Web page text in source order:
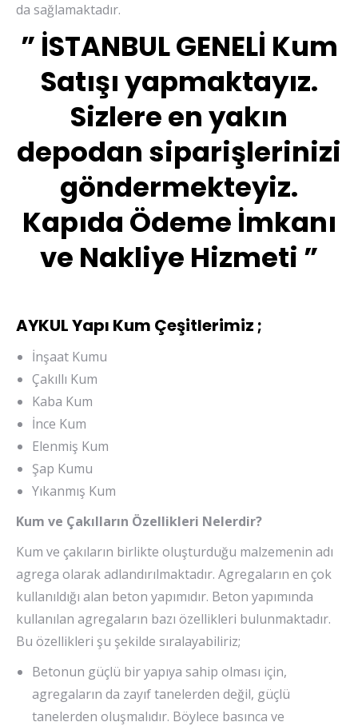
da sağlamaktadır.
” İSTANBUL GENELİ Kum
Satışı yapmaktayız.
Sizlere en yakın
depodan siparişlerinizi
göndermekteyiz.
Kapıda Ödeme İmkanı
ve Nakliye Hizmeti ”
AYKUL Yapı Kum Çeşitlerimiz ;
İnşaat Kumu
Çakıllı Kum
Kaba Kum
İnce Kum
Elenmiş Kum
Şap Kumu
Yıkanmış Kum
Kum ve Çakılların Özellikleri Nelerdir?
Kum ve çakıların birlikte oluşturduğu malzemenin adı
agrega olarak adlandırılmaktadır. Agregaların en çok
kullanıldığı alan beton yapımıdır. Beton yapımında
kullanılan agregaların bazı özellikleri bulunmaktadır.
Bu özellikleri şu şekilde sıralayabiliriz;
Betonun güçlü bir yapıya sahip olması için,
agregaların da zayıf tanelerden değil, güçlü
tanelerden oluşmalıdır. Böylece basınca ve